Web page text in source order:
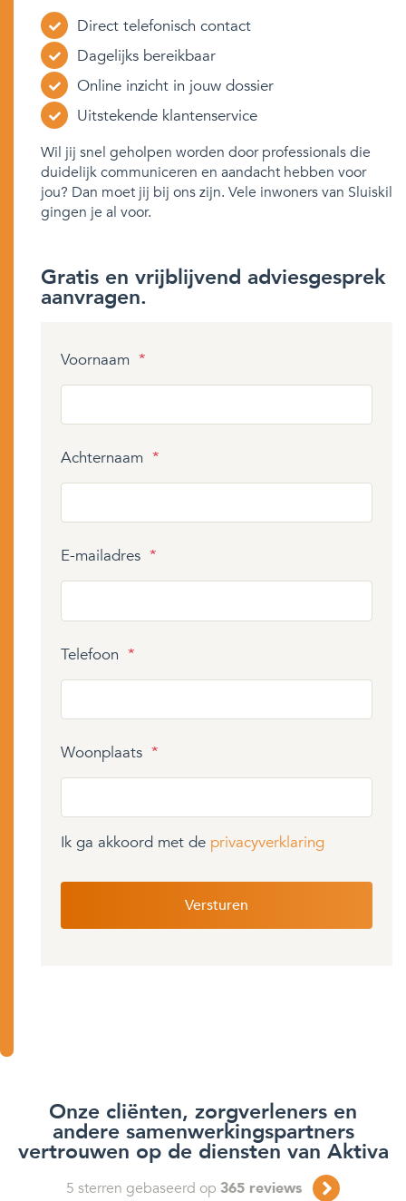
Direct telefonisch contact
Dagelijks bereikbaar
Online inzicht in jouw dossier
Uitstekende klantenservice
Wil jij snel geholpen worden door professionals die
duidelijk communiceren en aandacht hebben voor
jou? Dan moet jij bij ons zijn. Vele inwoners van Sluiskil
gingen je al voor.
Gratis en vrijblijvend adviesgesprek
aanvragen.
Voornaam *
Achternaam *
E-mailadres *
Telefoon *
Woonplaats *
Ik ga akkoord met de privacyverklaring
Onze cliënten, zorgverleners en
andere samenwerkingspartners
vertrouwen op de diensten van Aktiva
5 sterren gebaseerd op 365 reviews